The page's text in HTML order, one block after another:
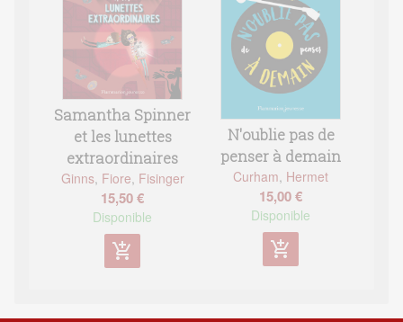
Samantha Spinner
et les lunettes
extraordinaires
Ginns, Fiore, Fisinger
15,50 €
Disponible
add_shopping_cart
N'oublie pas de
penser à demain
Curham, Hermet
15,00 €
Disponible
add_shopping_cart